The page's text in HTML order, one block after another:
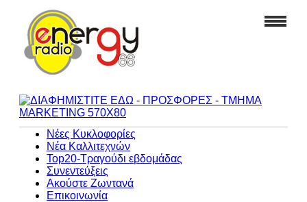
Νέες Κυκλοφορίες
Νέα Καλλιτεχνών
Top20-Τραγούδι εβδομάδας
Συνεντεύξεις
Ακούστε Ζωντανά
Επικοινωνία